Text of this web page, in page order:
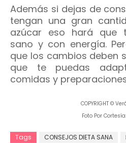
Además si dejas de
tengan una gran
azúcar eso hará que
sano y con energía.
que los cambios deben
que te puedas
comidas y
COPYRIGHT ©
Foto Por
Tags CONSEJOS DIETA SANA